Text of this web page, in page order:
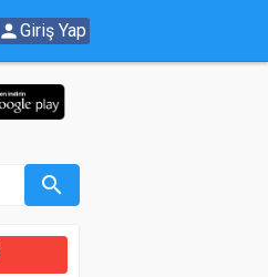
personGiriş Yap
search